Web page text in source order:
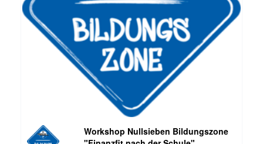
Workshop Nullsieben Bildungszone